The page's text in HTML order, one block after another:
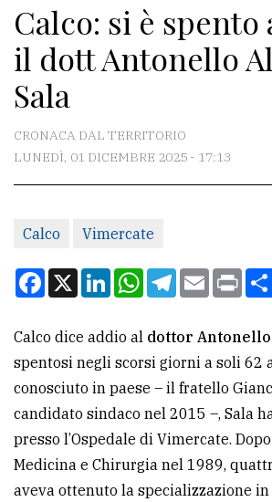
Associazioni
Meteo
CONTATTI
Scrivici
Per
la
pubblicità
CERCA
Cerca
per
Calco: si è spento
il dott Antonello
Sala
CRONACA DAL TERRITORIO
LUNEDÌ, 01 DICEMBRE 2025 - 17:13
Calco Vimercate
Facebook
X LinkedInWhatsApp
Telegram
Email
Calco dice addio al dottor
spentosi negli scorsi giorni a soli 62
conosciuto in paese – il fratello
candidato sindaco nel 2015 –, Sala
presso l’Ospedale di Vimercate.
Medicina e Chirurgia nel 1989,
aveva ottenuto la specializzazione